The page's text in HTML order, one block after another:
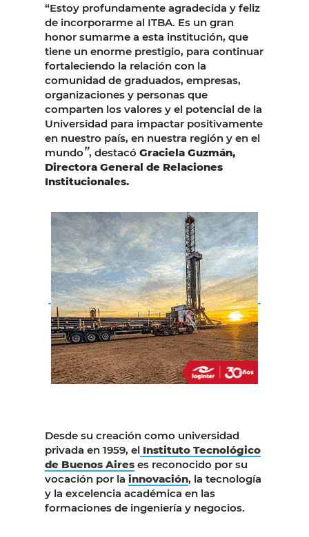
“Estoy profundamente agradecida y feliz
de incorporarme al ITBA. Es un gran
honor sumarme a esta institución, que
tiene un enorme prestigio, para continuar
fortaleciendo la relación con la
comunidad de graduados, empresas,
organizaciones y personas que
comparten los valores y el potencial de la
Universidad para impactar positivamente
en nuestro país, en nuestra región y en el
mundo”, destacó Graciela Guzmán,
Directora General de Relaciones
Institucionales.
Desde su creación como universidad
privada en 1959, el Instituto Tecnológico
de Buenos Aires es reconocido por su
vocación por la innovación, la tecnología
y la excelencia académica en las
formaciones de ingeniería y negocios.